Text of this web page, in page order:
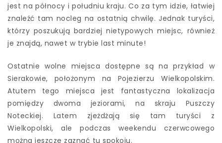
jest na północy i południu kraju. Co za tym idzie, łatwiej
znaleźć tam nocleg na ostatnią chwilę. Jednak turyści,
którzy poszukują bardziej nietypowych miejsc, również
je znajdą, nawet w trybie last minute!
Ostatnie wolne miejsca dostępne są na przykład w
Sierakowie, położonym na Pojezierzu Wielkopolskim.
Atutem tego miejsca jest fantastyczna lokalizacja
pomiędzy dwoma jeziorami, na skraju Puszczy
Noteckiej. Latem zjeżdżają się tam turyści z
Wielkopolski, ale podczas weekendu czerwcowego
można jeszcze zaznać tu spokoju.